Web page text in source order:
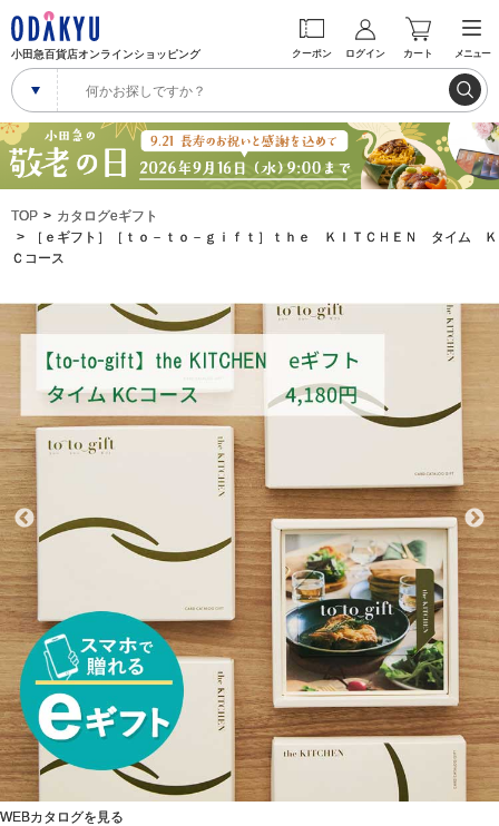
小田急百貨店オンラインショッピング クーポン ログイン カート メニュー
TOP
カタログeギフト
［ｅギフト］［ｔｏ－ｔｏ－ｇｉｆｔ］ｔｈｅ ＫＩＴＣＨＥＮ タイム Ｋ
Ｃコース
WEBカタログを見る